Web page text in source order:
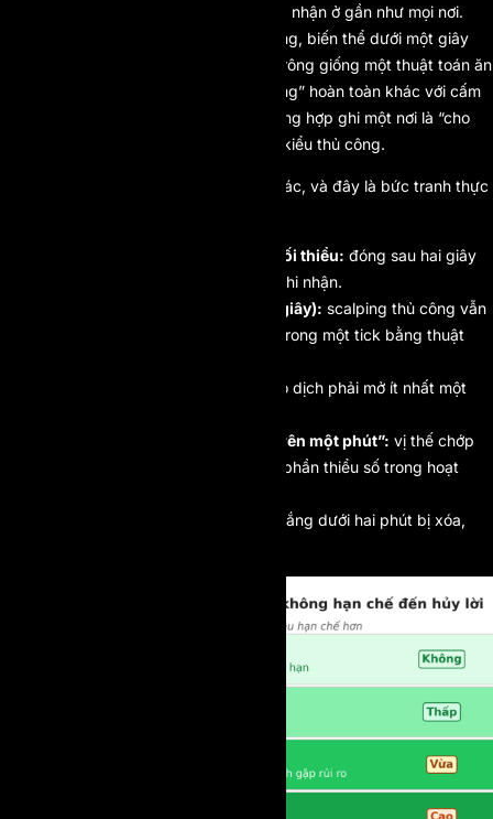
đến 3 tick biến động giá, được chấp nhận ở gần như mọi nơi.
Dạng hay bị siết nhất là microscalping, biến thể dưới một giây
thoát vị thế chỉ trong một tick, vốn trông giống một thuật toán ăn
độ trễ nhất. Vì vậy, cấm “tick scalping” hoàn toàn khác với cấm
toàn bộ scalping, và những trang tổng hợp ghi một nơi là “cho
phép scalping” thường đang nói về kiểu thủ công.
Các ngưỡng giữ lệnh mỗi nơi một khác, và đây là bức tranh thực
Không có thời gian giữ lệnh tối thiểu: đóng sau hai giây
hay hai giờ, cả hai đều được ghi nhận.
Cấm tick scalping (dưới một giây): scalping thủ công vẫn
ổn; chỉ chặn kiểu thoát vị thế trong một tick bằng thuật
giao dịch phải mở ít nhất một
“50 phần trăm số lệnh phải trên một phút”: vị thế chớp
nhoáng chỉ được phép chiếm phần thiểu số trong hoạt
phần thắng dưới hai phút bị xóa,